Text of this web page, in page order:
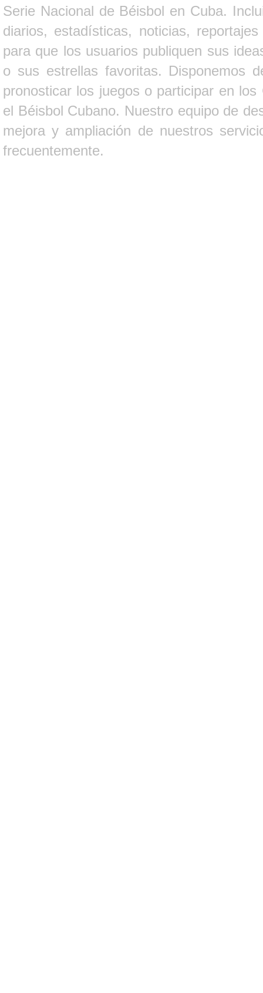
Serie Nacional de Béisbol en Cuba.
diarios, estadísticas, noticias,
para que los usuarios publiquen sus
o sus estrellas favoritas. Disponemos
pronosticar los juegos o participar en
el Béisbol Cubano. Nuestro equipo de
mejora y ampliación de nuestros
frecuentemente.